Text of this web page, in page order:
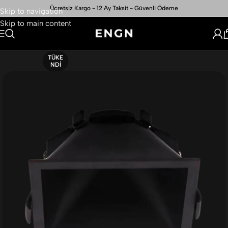
Skip to navigation
Skip to main content
Ücretsiz Kargo - 12 Ay Taksit - Güvenli Ödeme
TÜKE
NDI